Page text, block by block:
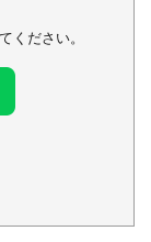
ください。